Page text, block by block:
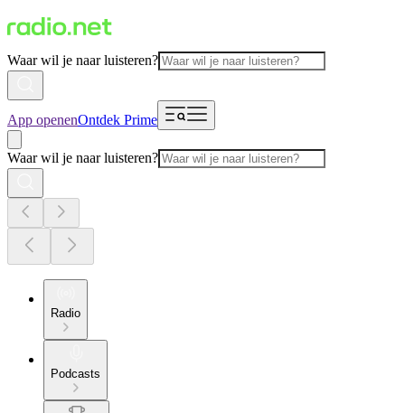
Waar wil je naar luisteren?
App openenOntdek Prime
Waar wil je naar luisteren?
Radio
Podcasts